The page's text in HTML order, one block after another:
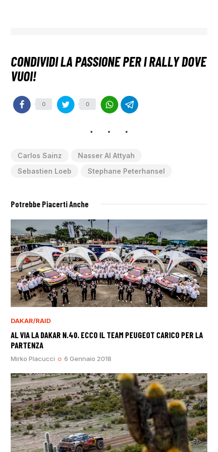
0 0
Carlos Sainz
Nasser Al Attyah
Sebastien Loeb
Stephane Peterhansel
Potrebbe Piacerti Anche
DAKAR/RAID
AL VIA LA DAKAR N.40. ECCO IL TEAM PEUGEOT CARICO PER LA
PARTENZA
Mirko Placucci 6 Gennaio 2018